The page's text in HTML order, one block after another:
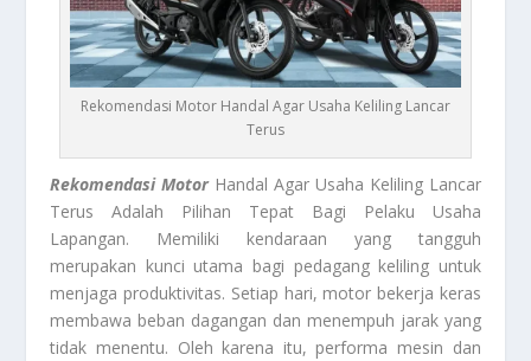
Rekomendasi Motor Handal Agar Usaha Keliling Lancar
Terus
Rekomendasi MotorHandal Agar Usaha Keliling Lancar
Terus Adalah Pilihan Tepat Bagi Pelaku Usaha
Lapangan. Memiliki kendaraan yang tangguh
merupakan kunci utama bagi pedagang keliling untuk
menjaga produktivitas. Setiap hari, motor bekerja keras
membawa beban dagangan dan menempuh jarak yang
tidak menentu. Oleh karena itu, performa mesin dan